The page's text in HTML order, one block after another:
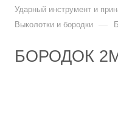
Ударный инструмент и
Выколотки и бородки —
БОРОДОК